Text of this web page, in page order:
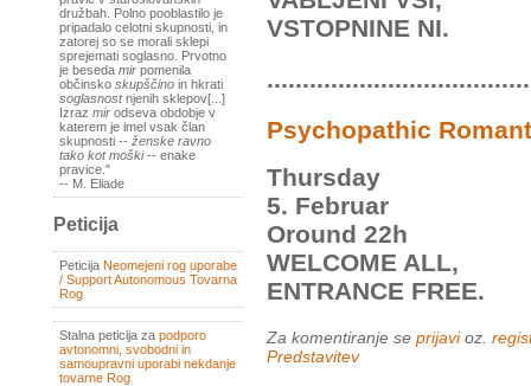
družbah. Polno pooblastilo je
pripadalo celotni skupnosti, in
zatorej so se morali sklepi
sprejemati soglasno. Prvotno
je beseda mir pomenila
občinsko skupščino in hkrati
soglasnostnjenih sklepov[...]
Izraz mir odseva obdobje v
katerem je imel vsak član
skupnosti -- ženske ravno
tako kot moški-- enake
pravice."
-- M. Eliade
Peticija
Peticija Neomejeni rog uporabe
/ Support Autonomous Tovarna
Rog
Stalna peticija za podporo
avtonomni, svobodni in
samoupravni uporabi nekdanje
tovarne Rog
VSTOPNINE NI.
Psychopathic
Thursday
5. Februar
Oround 22h
WELCOME ALL,
ENTRANCE FREE.
Za komentiranje se prijavioz.
Predstavitev